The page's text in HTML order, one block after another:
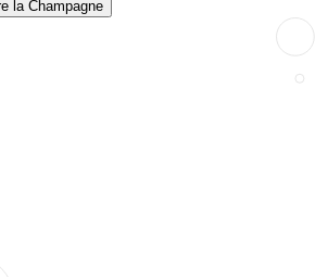
la Champagne